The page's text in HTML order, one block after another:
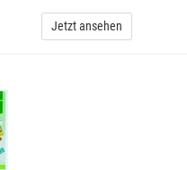
Jetzt ansehen